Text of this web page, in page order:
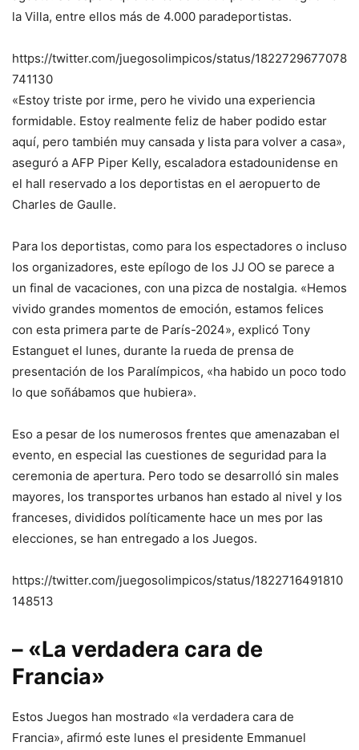
la Villa, entre ellos más de 4.000 paradeportistas.
https://twitter.com/juegosolimpicos/status/1822729677078
741130
«Estoy triste por irme, pero he vivido una experiencia
formidable. Estoy realmente feliz de haber podido estar
aquí, pero también muy cansada y lista para volver a casa»,
aseguró a AFP Piper Kelly, escaladora estadounidense en
el hall reservado a los deportistas en el aeropuerto de
Charles de Gaulle.
Para los deportistas, como para los espectadores o incluso
los organizadores, este epílogo de los JJ OO se parece a
un final de vacaciones, con una pizca de nostalgia. «Hemos
vivido grandes momentos de emoción, estamos felices
con esta primera parte de París-2024», explicó Tony
Estanguet el lunes, durante la rueda de prensa de
presentación de los Paralímpicos, «ha habido un poco todo
lo que soñábamos que hubiera».
Eso a pesar de los numerosos frentes que amenazaban el
evento, en especial las cuestiones de seguridad para la
ceremonia de apertura. Pero todo se desarrolló sin males
mayores, los transportes urbanos han estado al nivel y los
franceses, divididos políticamente hace un mes por las
elecciones, se han entregado a los Juegos.
https://twitter.com/juegosolimpicos/status/1822716491810
148513
– «La verdadera cara de
Francia»
Estos Juegos han mostrado «la verdadera cara de
Francia», afirmó este lunes el presidente Emmanuel